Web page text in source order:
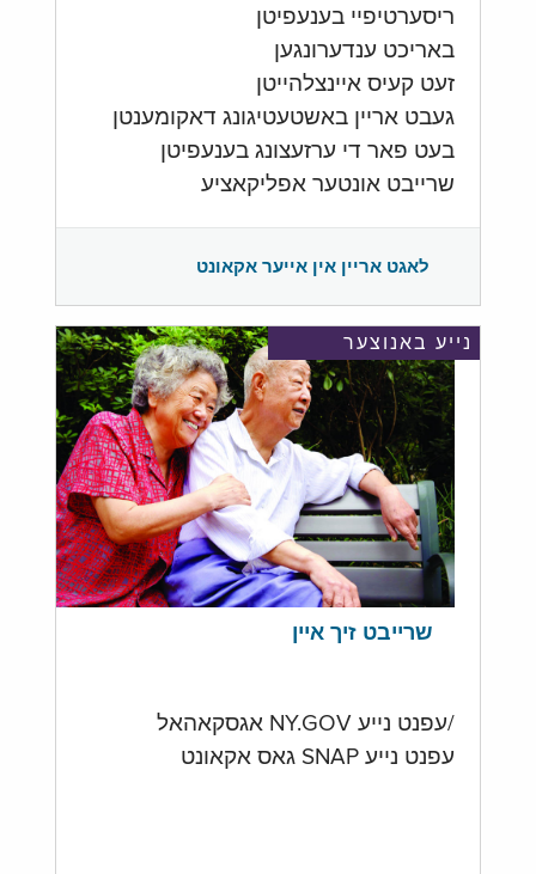
ריסערטיפיי בענעפיטן
באריכט ענדערונגען
זעט קעיס איינצלהייטן
געבט אריין באשטעטיגונג דאקומענטן
בעט פאר די ערזעצונג בענעפיטן
שרייבט אונטער אפליקאציע
לאגט אריין אין אייער אקאונט
נייע באנוצער
שרייבט זיך איין
/עפנט נייע NY.GOV אגסקאהאל
עפנט נייע SNAP גאס אקאונט